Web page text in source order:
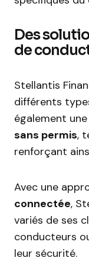
Des
de
Stellantis
différents
également
sans permis,
renforçant
Avec une
connectée,
variés de ses
conducteurs
leur sécurité.